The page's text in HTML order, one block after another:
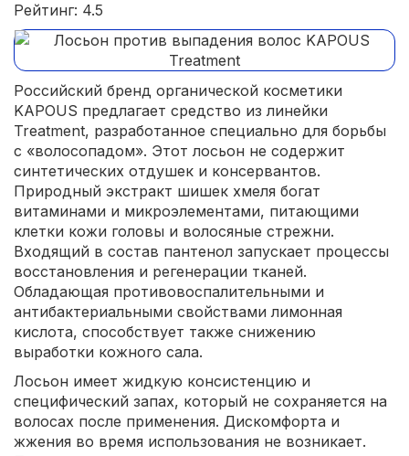
Рейтинг: 4.5
Российский бренд органической косметики
KAPOUS предлагает средство из линейки
Treatment, разработанное специально для борьбы
с «волосопадом». Этот лосьон не содержит
синтетических отдушек и консервантов.
Природный экстракт шишек хмеля богат
витаминами и микроэлементами, питающими
клетки кожи головы и волосяные стрежни.
Входящий в состав пантенол запускает процессы
восстановления и регенерации тканей.
Обладающая противовоспалительными и
антибактериальными свойствами лимонная
кислота, способствует также снижению
выработки кожного сала.
Лосьон имеет жидкую консистенцию и
специфический запах, который не сохраняется на
волосах после применения. Дискомфорта и
жжения во время использования не возникает.